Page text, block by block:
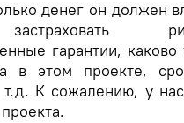
денег он должен
гарантии, каково
в этом проекте,
т.д. К сожалению, у